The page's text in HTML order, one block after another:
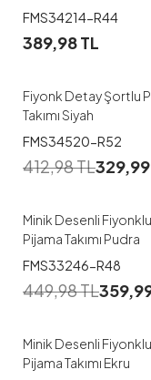
FMS34214-R44
389,98TL
M L
Fiyonk Detay Şortlu
Takımı Siyah
FMS34520-R52
412,98TL329,99
M L XL
Minik Desenli Fiyonklu
Pijama Takımı Pudra
FMS33246-R48
449,98TL
M L XL XXL
Minik Desenli Fiyonklu
Pijama Takımı Ekru